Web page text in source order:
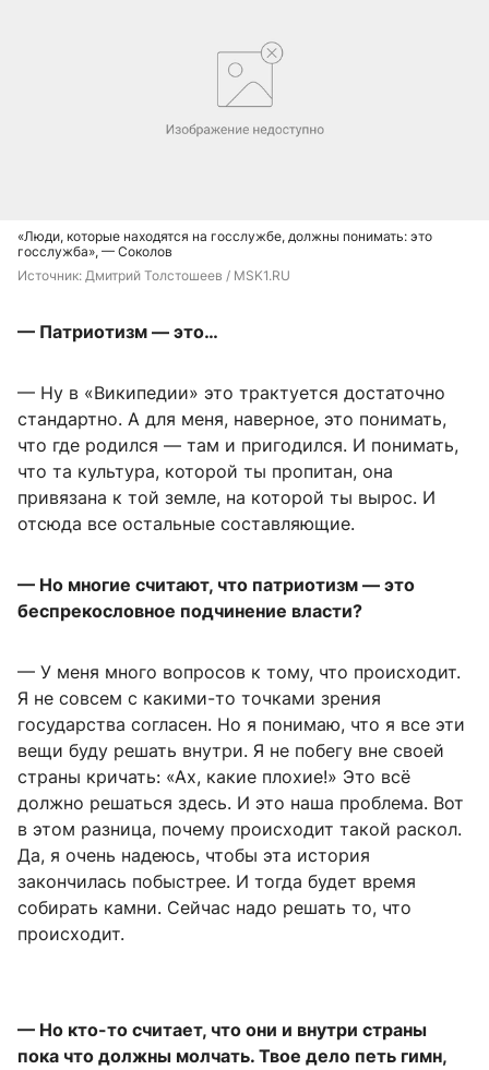
«Люди, которые находятся на госслужбе, должны понимать: это
госслужба», — Соколов
Источник: Дмитрий Толстошеев / MSK1.RU
— Патриотизм — это…
— Ну в «Википедии» это трактуется достаточно
стандартно. А для меня, наверное, это понимать,
что где родился — там и пригодился. И понимать,
что та культура, которой ты пропитан, она
привязана к той земле, на которой ты вырос. И
отсюда все остальные составляющие.
— Но многие считают, что патриотизм — это
беспрекословное подчинение власти?
— У меня много вопросов к тому, что происходит.
Я не совсем с какими-то точками зрения
государства согласен. Но я понимаю, что я все эти
вещи буду решать внутри. Я не побегу вне своей
страны кричать: «Ах, какие плохие!» Это всё
должно решаться здесь. И это наша проблема. Вот
в этом разница, почему происходит такой раскол.
Да, я очень надеюсь, чтобы эта история
закончилась побыстрее. И тогда будет время
собирать камни. Сейчас надо решать то, что
происходит.
— Но кто-то считает, что они и внутри страны
пока что должны молчать. Твое дело петь гимн,